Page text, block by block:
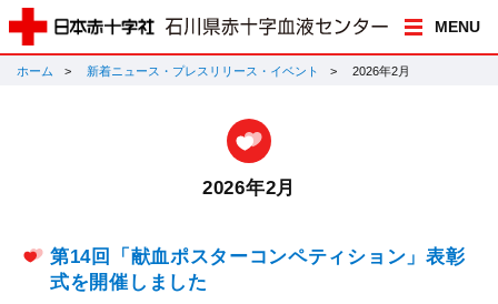
MENU
ホーム 新着ニュース・プレスリリース・イベント 2026年2月
2026年2月
第14回「献血ポスターコンペティション」表彰
式を開催しました